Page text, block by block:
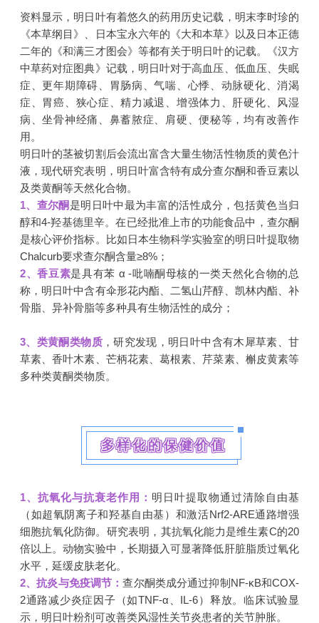
资料显示，明日叶有着悠久的药用历史记载，明末李时珍的
《本草纲目》、日本宝永六年的《大和本草》以及日本正德
二年的《和满三才图会》等都有关于明日叶的记载。《汉方
中草药对症图典》记载，明日叶对于高血压、低血压、失眠
症、更年期障碍、胃肠病、气喘、心悸、动脉硬化、消渴
症、胃癌、狭心症、精力减退、增强体力、肝硬化、风湿
病、坐骨神经痛、鼻蓄脓症、肩硬、便秘等，均有改善作
用。
明日叶的茎被切割后会流出富含大量生物活性物质的黄色汁
液，现代研究表明，明日叶富含特有成分查尔酮和香豆素以
及类黄酮等天然化合物。
1、 查尔酮 是明日叶中最为丰富的活性成分，包括黄色当归
醇和4-羟基德里辛。在已经批准上市的功能食品中，查尔酮
是核心评价指标。比如日本生物科学实验室的明日叶提取物
Chalcurb要求查尔酮含量≥8%；
2、香豆素是具有苯 α -吡喃酮母核的一类天然化合物的总
称，明日叶中含有伞形花内酯、二氢山芹醇、凯林内酯、补
骨脂、异补骨脂等多种具有生物活性的成分；
3、 类黄酮类物质，研究发现，明日叶中含有木犀草素、甘
草素、香叶木素、芒柄花素、葛根素、芹菜素、槲皮黄素等
多种类黄酮类物质。
多样化的保健价值
1、抗氧化与抗衰老作用： 明日叶提取物通过清除自由基
（如超氧阴离子和羟基自由基）和激活Nrf2-ARE通路增强
细胞抗氧化防御。研究表明，其抗氧化能力是维生素C的20
倍以上。动物实验中，长期摄入可显著降低肝脏脂质过氧化
水平，延缓皮肤老化。
2、抗炎与免疫调节：查尔酮类成分通过抑制NF-κB和COX-
2通路减少炎症因子（如TNF-α、IL-6）释放。临床试验显
示，明日叶粉剂可改善类风湿性关节炎患者的关节肿胀。